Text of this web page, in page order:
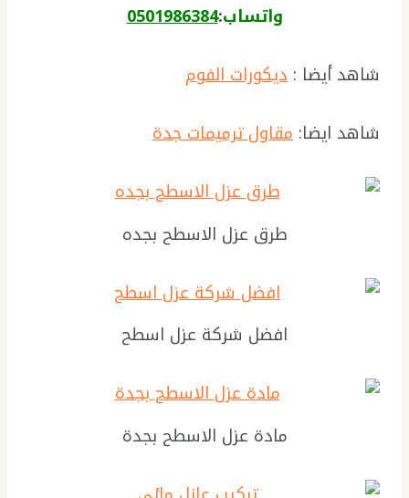
واتساب:
0501986384
شاهد أيضا : ديكورات الفوم
شاهد ايضا: مقاول ترميمات جدة
طرق عزل الاسطح بجده
افضل شركة عزل اسطح
مادة عزل الاسطح بجدة